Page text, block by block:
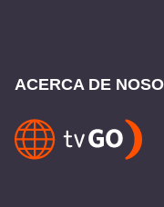
ACERCA DE